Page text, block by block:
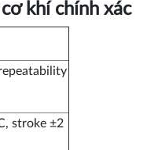
khí chính xác
stroke ±2